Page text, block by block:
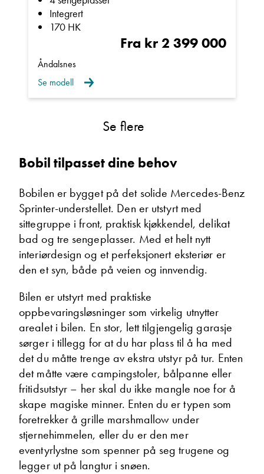
Integrert
170 HK
Fra kr 2 399 000
Åndalsnes
Se modell
Se flere
Bobil tilpasset dine behov
Bobilen er bygget på det solide Mercedes-Benz
Sprinter-understellet. Den er utstyrt med
sittegruppe i front, praktisk kjøkkendel, delikat
bad og tre sengeplasser. Med et helt nytt
interiørdesign og et perfeksjonert eksteriør er
den et syn, både på veien og innvendig.
Bilen er utstyrt med praktiske
oppbevaringsløsninger som virkelig utnytter
arealet i bilen. En stor, lett tilgjengelig garasje
sørger i tillegg for at du har plass til å ha med
det du måtte trenge av ekstra utstyr på tur. Enten
det måtte være campingstoler, bålpanne eller
fritidsutstyr – her skal du ikke mangle noe for å
skape magiske minner. Enten du er typen som
foretrekker å grille marshmallow under
stjernehimmelen, eller du er den mer
eventyrlystne som spenner på seg trugene og
legger ut på langtur i snøen.